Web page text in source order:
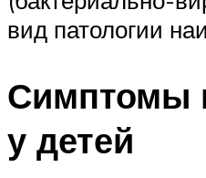
вид патологии
Симптомы
у детей